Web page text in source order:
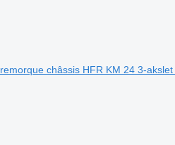
remorque châssis HFR KM 24 3-